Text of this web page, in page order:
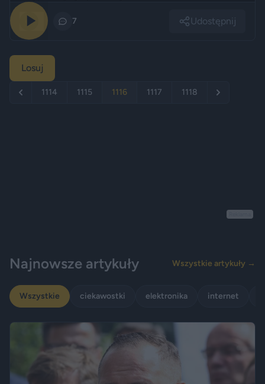
7 Udostępnij
Losuj
1114 1115 1116 1117 1118
Najnowsze artykuły Wszystkie artykuły →
Wszystkie ciekawostki elektronika internet